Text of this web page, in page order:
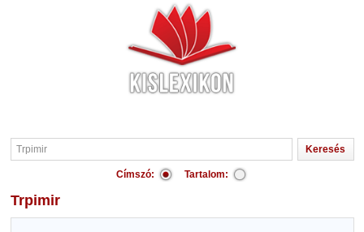
Címszó: Tartalom:
Trpimir